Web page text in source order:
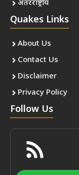
अंतरराष्ट्रीय
Quakes Links
About Us
Contact Us
Disclaimer
Privacy Policy
Follow Us